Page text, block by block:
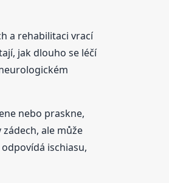
a rehabilitaci vrací
jak dlouho se léčí
nebo praskne,
ale může
ischiasu,